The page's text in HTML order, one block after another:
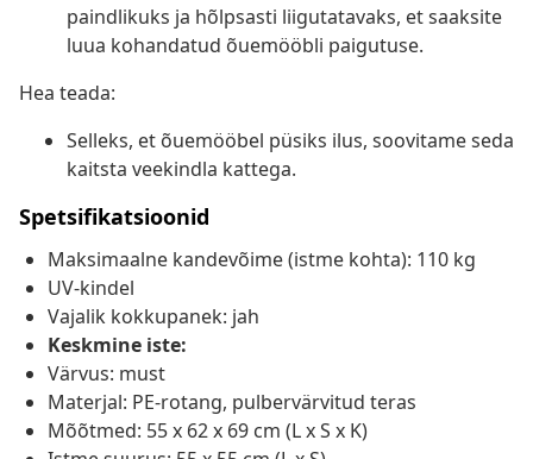
paindlikuks ja hõlpsasti liigutatavaks, et saaksite
luua kohandatud õuemööbli paigutuse.
Hea teada:
Selleks, et õuemööbel püsiks ilus, soovitame seda
kaitsta veekindla kattega.
Spetsifikatsioonid
Maksimaalne kandevõime (istme kohta): 110 kg
UV-kindel
Vajalik kokkupanek: jah
Keskmine iste:
Värvus: must
Materjal: PE-rotang, pulbervärvitud teras
Mõõtmed: 55 x 62 x 69 cm (L x S x K)